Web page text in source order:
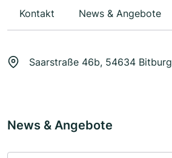
Kontakt News & Angebote
Saarstraße 46b, 54634 Bitburg
News & Angebote